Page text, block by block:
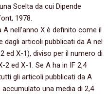
Scelta da cui Dipende
‬1978.
nell’anno X è definito come il
articoli pubblicati da A nel
‬ed X-1‭)‬,‭ ‬diviso per il numero di
2‭ ‬ed X-1.‭ ‬Se A ha in IF‭ ‬2,4‭
gli articoli pubblicati da A
una media di‭ ‬2,4‭